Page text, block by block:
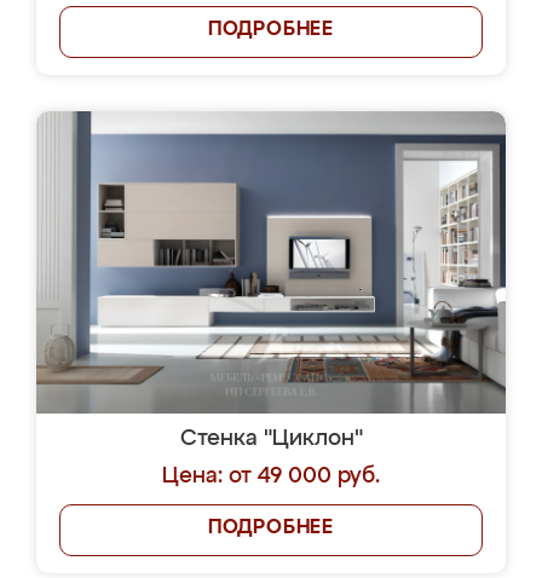
ПОДРОБНЕЕ
Стенка "Циклон"
Цена: от 49 000 руб.
ПОДРОБНЕЕ